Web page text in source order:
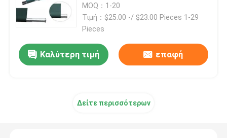
MOQ：1-20
Τιμή：$25.00 -/ $23.00 Pieces 1-29
Pieces
Καλύτερη τιμή επαφή
Δείτε περισσότερων